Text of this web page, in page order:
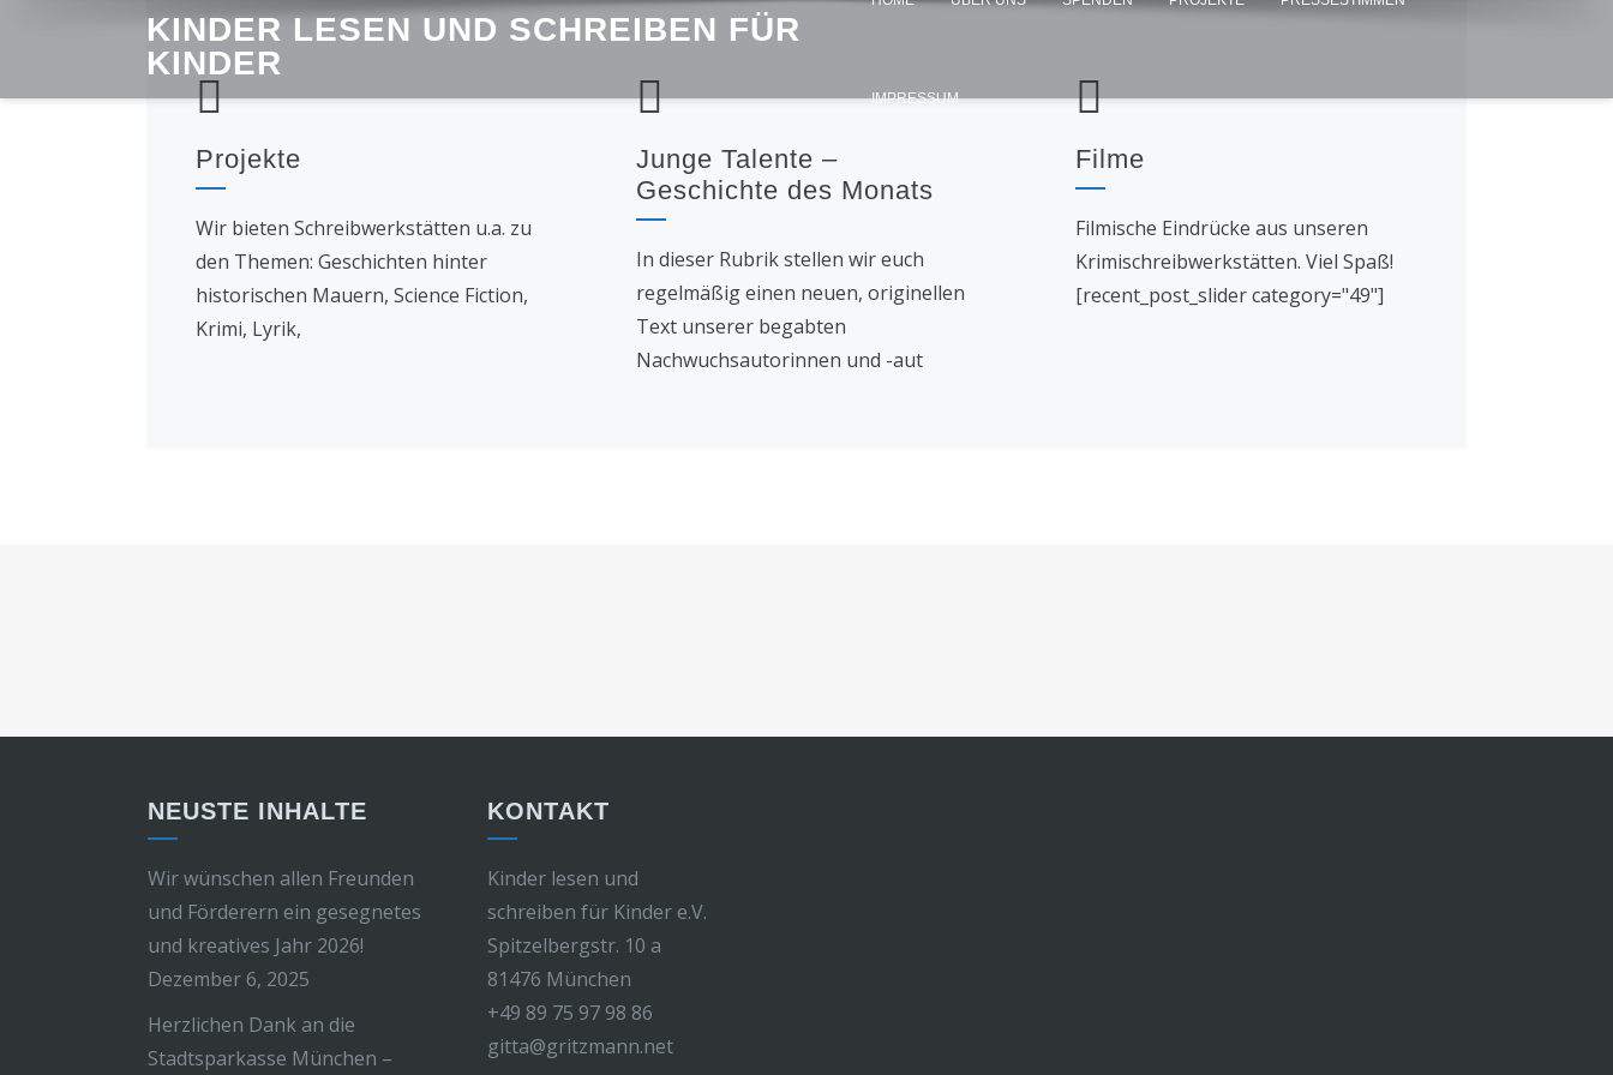
KINDER LESEN UND SCHREIBEN FÜR
KINDER
IMPRESSUM
Projekte
Wir bieten Schreibwerkstätten u.a. zu
den Themen: Geschichten hinter
historischen Mauern, Science Fiction,
Krimi, Lyrik,
Junge Talente –
Geschichte des Monats
In dieser Rubrik stellen wir euch
regelmäßig einen neuen, originellen
Text unserer begabten
Nachwuchsautorinnen und -aut
Filme
Filmische Eindrücke aus unseren
Krimischreibwerkstätten. Viel Spaß!
[recent_post_slider category="49"]
NEUSTE INHALTE
Wir wünschen allen Freunden
und Förderern ein gesegnetes
und kreatives Jahr 2026!
Dezember 6, 2025
Herzlichen Dank an die
Stadtsparkasse München –
KONTAKT
Kinder lesen und
schreiben für Kinder e.V.
Spitzelbergstr. 10 a
81476 München
+49 89 75 97 98 86
gitta@gritzmann.net